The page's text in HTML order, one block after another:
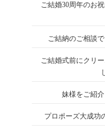
ご結婚30周年のお
ご結納のご相談
ご結婚式前にクリ
妹様をご紹
プロポーズ大成功